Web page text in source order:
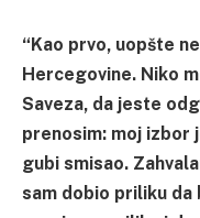
“Kao prvo, uopšte
Hercegovine. Niko
Saveza, da jeste
prenosim: moj izbor
gubi smisao.
sam dobio priliku da